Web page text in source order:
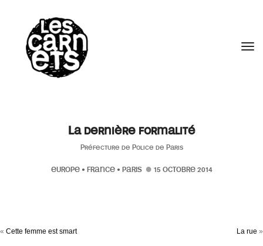
La dernière formalité
Préfecture de Police de Paris
EUROPE• FRANCE• PARIS 15 OCTOBRE 2014
« Cette femme est smart La rue »